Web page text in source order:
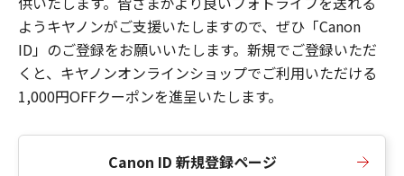
ようキヤノンがご支援いたしますので、ぜひ「Canon
ID」のご登録をお願いいたします。新規でご登録いただ
くと、キヤノンオンラインショップでご利用いただける
1,000円OFFクーポンを進呈いたします。
Canon ID 新規登録ページ